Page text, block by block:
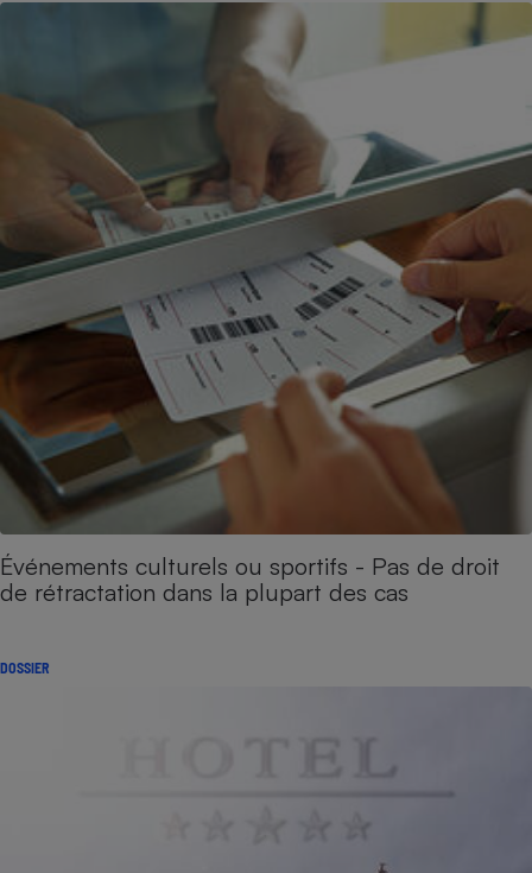
Événements culturels ou sportifs - Pas de droit
de rétractation dans la plupart des cas
DOSSIER